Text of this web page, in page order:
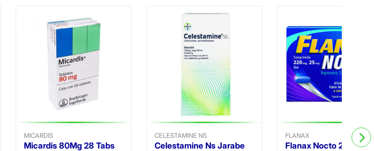
MICARDIS
Micardis 80Mg 28 Tabs
CELESTAMINE NS
Celestamine Ns Jarabe
FLANAX
Flanax Nocto 20 Tabs